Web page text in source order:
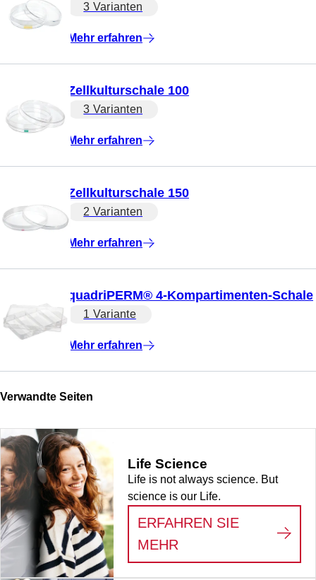
3 Varianten
Mehr erfahren
Zellkulturschale 100
3 Varianten
Mehr erfahren
Zellkulturschale 150
2 Varianten
Mehr erfahren
quadriPERM® 4-Kompartimenten-Schale
1 Variante
Mehr erfahren
Verwandte Seiten
Life Science
Life is not always science. But
science is our Life.
ERFAHREN SIE
MEHR